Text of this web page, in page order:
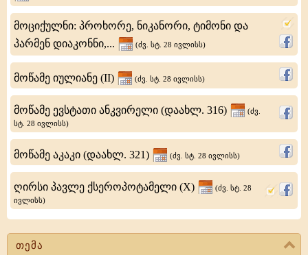
თემა
მელიტინელი
ეპისკოპოსისა
მოციქულნი: პროხორე, ნიკანორი, ტიმონი და
პარმენ დიაკონნი,...
(ძვ. სტ. 28 ივლისს)
მოწამე იულიანე (II) (ძვ. სტ. 28 ივლისს)
მოწამე ევსტათი ანკვირელი (დაახლ. 316)
(ძვ.
სტ. 28 ივლისს)
მოწამე აკაკი (დაახლ. 321) (ძვ. სტ. 28 ივლისს)
ღირსი პავლე ქსეროპოტამელი (X)
(ძვ. სტ. 28
ივლისს)